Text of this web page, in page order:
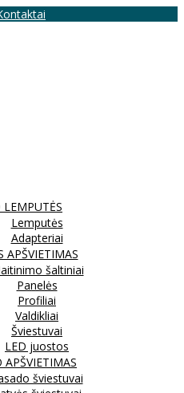
LEMPUTĖS
Lemputės
Adapteriai
APŠVIETIMAS
šaltiniai
Panelės
Profiliai
Valdikliai
Šviestuvai
LED juostos
APŠVIETIMAS
šviestuvai